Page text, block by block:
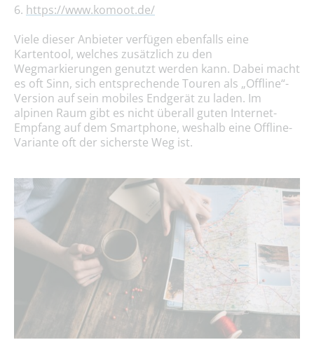
6. https://www.komoot.de/
Viele dieser Anbieter verfügen ebenfalls eine
Kartentool, welches zusätzlich zu den
Wegmarkierungen genutzt werden kann. Dabei macht
es oft Sinn, sich entsprechende Touren als „Offline“-
Version auf sein mobiles Endgerät zu laden. Im
alpinen Raum gibt es nicht überall guten Internet-
Empfang auf dem Smartphone, weshalb eine Offline-
Variante oft der sicherste Weg ist.